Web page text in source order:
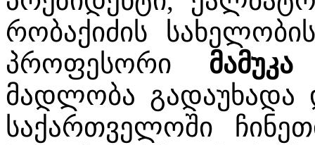
რობაქიძის
პროფესორი
მადლობა გადაუხადა
საქართველოში